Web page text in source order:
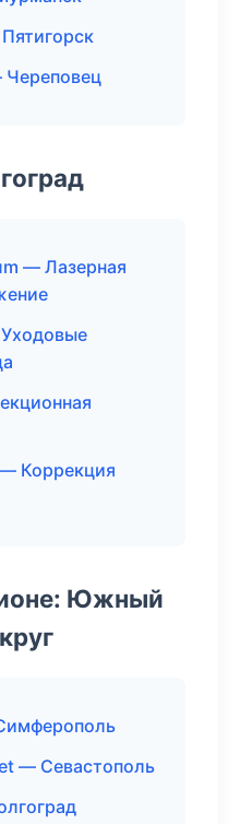
Череповец
— Лазерная
Коррекция
Южный
— Севастополь